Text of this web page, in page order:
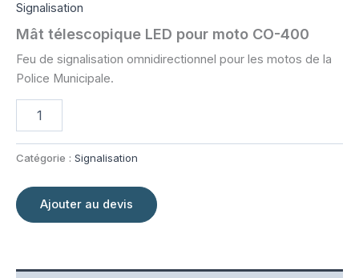
Signalisation
Mât télescopique LED pour moto CO-400
Feu de signalisation omnidirectionnel pour les motos de la
Police Municipale.
télescopique
pour
moto
CO-
Catégorie : Signalisation
Ajouter au devis